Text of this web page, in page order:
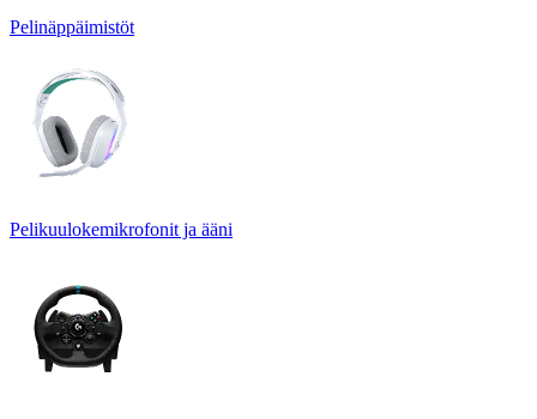
Pelinäppäimistöt
Pelikuulokemikrofonit ja ääni